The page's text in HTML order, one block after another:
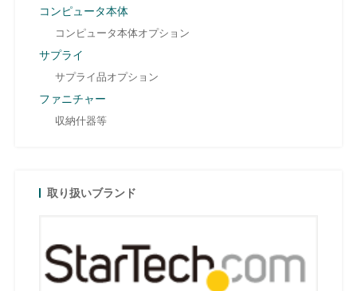
コンピュータ本体
コンピュータ本体オプション
サプライ
サプライ品オプション
ファニチャー
収納什器等
取り扱いブランド